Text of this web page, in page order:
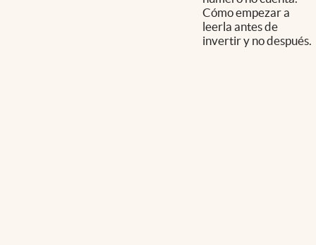
Cómo empezar a
leerla antes de
invertir y no después.